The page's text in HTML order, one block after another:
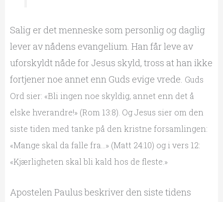
Salig er det menneske som personlig og daglig
lever av nådens evangelium. Han får leve av
uforskyldt nåde for Jesus skyld, tross at han ikke
fortjener noe annet enn Guds evige vrede. Guds
Ord sier: «Bli ingen noe skyldig, annet enn det å
elske hverandre!» (Rom 13:8). Og Jesus sier om den
siste tiden med tanke på den kristne forsamlingen:
«Mange skal da falle fra…» (Matt 24:10) og i vers 12:
«Kjærligheten skal bli kald hos de fleste.»
Apostelen Paulus beskriver den siste tidens